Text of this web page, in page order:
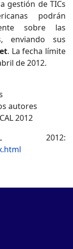
gestión de TICs
podrán
sobre las
enviando sus
. La fecha límite
de 2012.
autores
2012
2012: